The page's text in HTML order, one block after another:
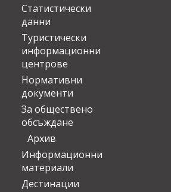
Статистически
данни
Туристически
информационни
центрове
Нормативни
документи
За обществено
обсъждане
Архив
Информационни
материали
Дестинации